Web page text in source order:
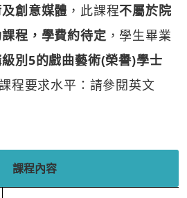
創意媒體 ，此課程不屬於院
程，學費約待定 ，學生畢業
別5的戲曲藝術(榮譽)學士
程要求水平：請參閱英文
課程內容